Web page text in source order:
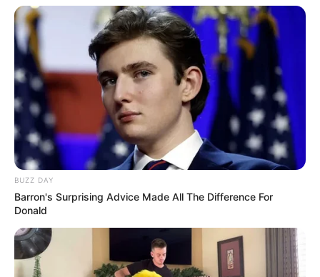
BUZZ DAY
Barron's Surprising Advice Made All The Difference For
Donald